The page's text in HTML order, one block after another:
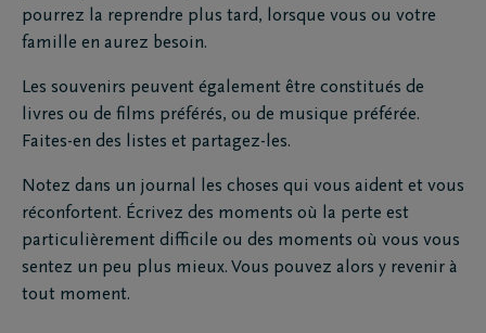
pourrez la reprendre plus tard, lorsque vous ou votre
famille en aurez besoin.
Les souvenirs peuvent également être constitués de
livres ou de films préférés, ou de musique préférée.
Faites-en des listes et partagez-les.
Notez dans un journal les choses qui vous aident et vous
réconfortent. Écrivez des moments où la perte est
particulièrement difficile ou des moments où vous vous
sentez un peu plus mieux. Vous pouvez alors y revenir à
tout moment.